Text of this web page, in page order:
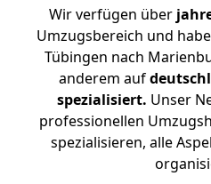
Wir verfügen über
Umzugsbereich und
Tübingen nach
anderem auf
spezialisiert. Unser
professionellen
spezialisieren, alle